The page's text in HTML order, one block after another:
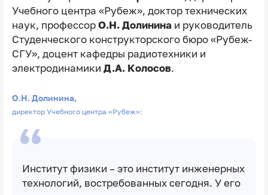
Учебного центра «Рубеж», доктор технических
наук, профессор О.Н. Долининаи руководитель
Студенческого конструкторского бюро «Рубеж-
СГУ», доцент кафедры радиотехники и
электродинамики Д.А. Колосов.
О.Н. Долинина,
директор Учебного центра «Рубеж»:
Институт физики – это институт инженерных
технологий, востребованных сегодня. У его